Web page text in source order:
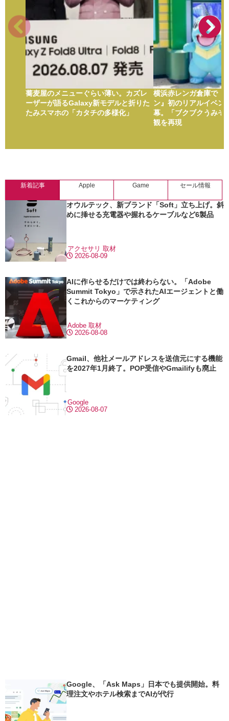
蕎麦屋のメニューぐらい薄い。カズレ
ーザーが語るGalaxy新モデルと折りた
たみスマホの「カタチの多様化」
横浜赤レンガ倉庫で『
ン』初のリアルイベン
幕。「ブクブクうみぞ
観を再現
新着記事 Apple Game セール情報
オウルテック、新ブランド「Soft」立ち上げ。斜
めに挿せる充電器や握れるケーブルなど6製品
2026-08-09
アクセサリ 取材
AIに作らせるだけでは終わらない。「Adobe
Summit Tokyo」で示されたAIエージェントと働
くこれからのマーケティング
2026-08-08
Adobe 取材
Gmail、他社メールアドレスを送信元にする機能
を2027年1月終了。POP受信やGmailifyも廃止
2026-08-07
Google
Google、「Ask Maps」日本でも提供開始。料
理注文やホテル検索までAIが代行